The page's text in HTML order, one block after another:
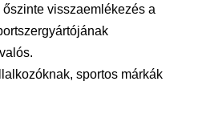
őszinte visszaemlékezés a
sportos márkák